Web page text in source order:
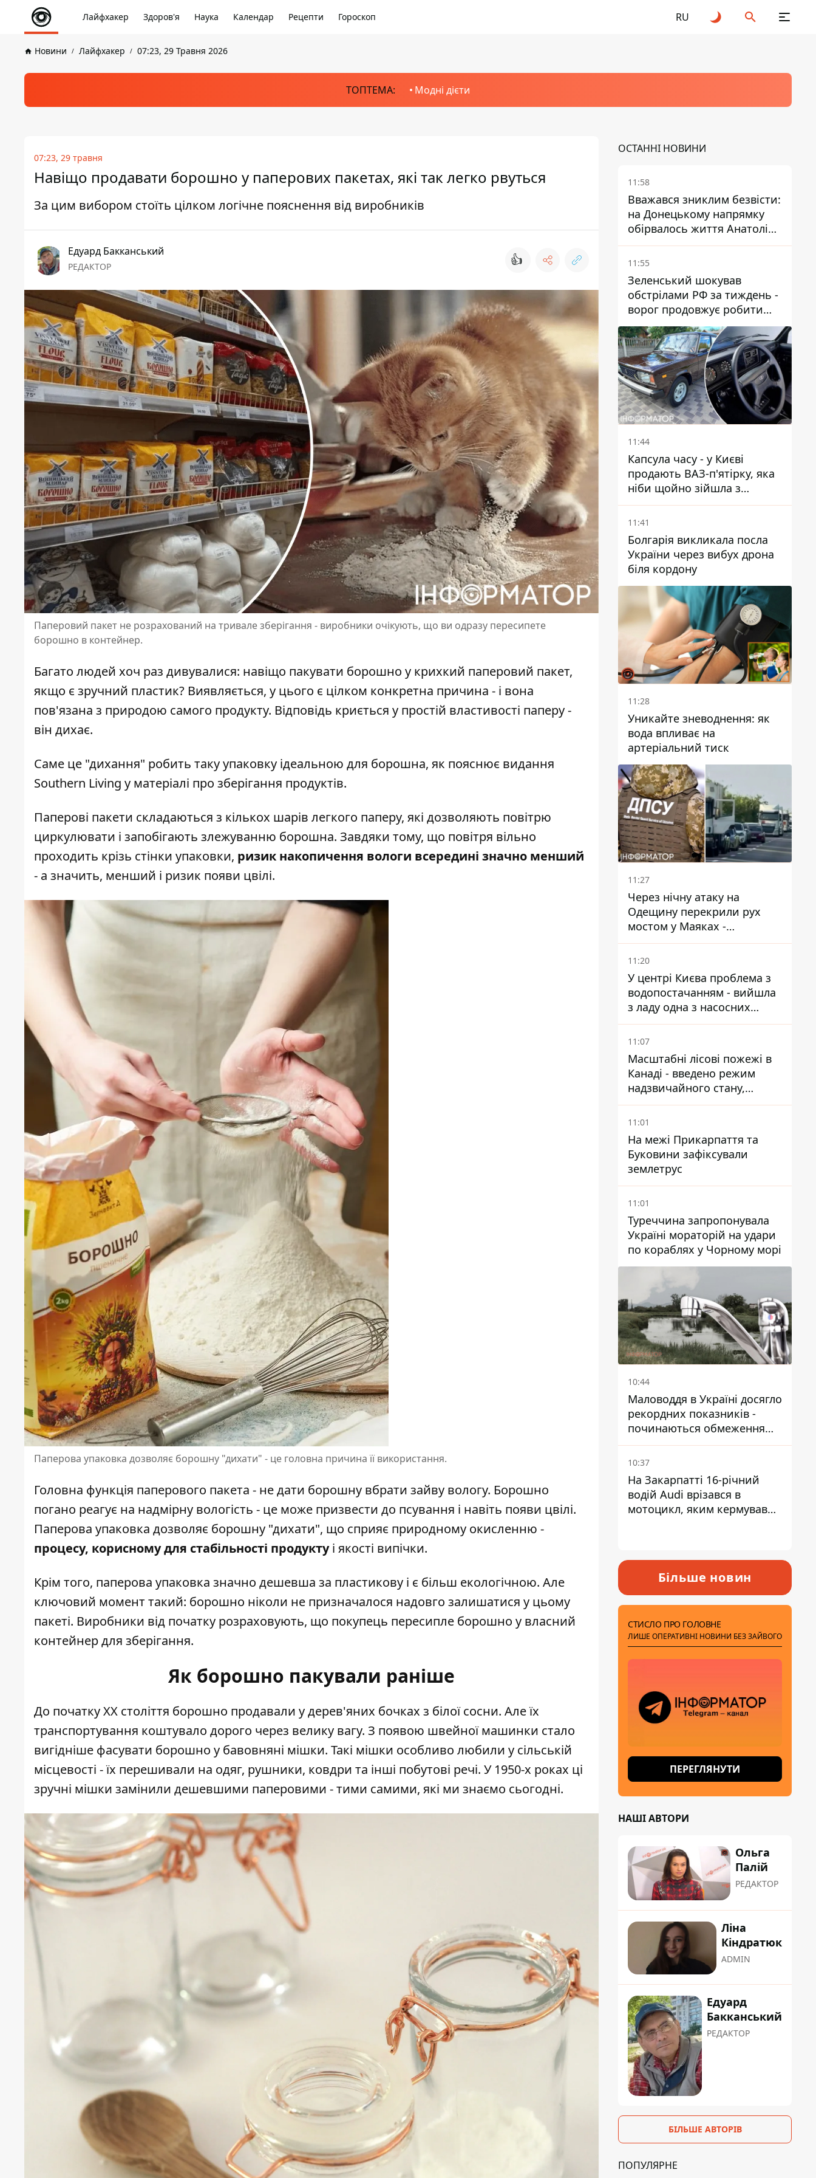
Лайфхакер Здоров'я Наука Календар Рецепти Гороскоп RU
Новини Лайфхакер 07:23, 29 Травня 2026
ТОПТЕМА: Модні дієти
07:23, 29 травня
Навіщо продавати борошно у паперових пакетах, які так легко рвуться
За цим вибором стоїть цілком логічне пояснення від виробників
Едуард Бакканський
РЕДАКТОР 👍
Паперовий пакет не розрахований на тривале зберігання - виробники очікують, що ви одразу пересипете
борошно в контейнер.
Багато людей хоч раз дивувалися: навіщо пакувати борошно у крихкий паперовий пакет,
якщо є зручний пластик? Виявляється, у цього є цілком конкретна причина - і вона
пов'язана з природою самого продукту. Відповідь криється у простій властивості паперу -
він дихає.
Саме це "дихання" робить таку упаковку ідеальною для борошна, як пояснює видання
Southern Living у матеріалі про зберігання продуктів.
Паперові пакети складаються з кількох шарів легкого паперу, які дозволяють повітрю
циркулювати і запобігають злежуванню борошна. Завдяки тому, що повітря вільно
проходить крізь стінки упаковки, ризик накопичення вологи всередині значно менший
- а значить, менший і ризик появи цвілі.
Паперова упаковка дозволяє борошну "дихати" - це головна причина її використання.
Головна функція паперового пакета - не дати борошну вбрати зайву вологу. Борошно
погано реагує на надмірну вологість - це може призвести до псування і навіть появи цвілі.
Паперова упаковка дозволяє борошну "дихати", що сприяє природному окисленню -
процесу, корисному для стабільності продуктуі якості випічки.
Крім того, паперова упаковка значно дешевша за пластикову і є більш екологічною. Але
ключовий момент такий: борошно ніколи не призначалося надовго залишатися у цьому
пакеті. Виробники від початку розраховують, що покупець пересипле борошно у власний
контейнер для зберігання.
Як борошно пакували раніше
До початку XX століття борошно продавали у дерев'яних бочках з білої сосни. Але їх
транспортування коштувало дорого через велику вагу. З появою швейної машинки стало
вигідніше фасувати борошно у бавовняні мішки. Такі мішки особливо любили у сільській
місцевості - їх перешивали на одяг, рушники, ковдри та інші побутові речі. У 1950-х роках ці
зручні мішки замінили дешевшими паперовими - тими самими, які ми знаємо сьогодні.
ОСТАННІ НОВИНИ
11:58
Вважався зниклим безвісти:
на Донецькому напрямку
обірвалось життя Анатолія
Ткачука з
Дніпропетровської області
11:55
Зеленський шокував
обстрілами РФ за тиждень -
ворог продовжує робити
ставку на балістичний
терор
11:44
Капсула часу - у Києві
продають ВАЗ-п'ятірку, яка
ніби щойно зійшла з
конвейєра
11:41
Болгарія викликала посла
України через вибух дрона
біля кордону
11:28
Уникайте зневоднення: як
вода впливає на
артеріальний тиск
11:27
Через нічну атаку на
Одещину перекрили рух
мостом у Маяках -
подробиці від ДПСУ
11:20
У центрі Києва проблема з
водопостачанням - вийшла
з ладу одна з насосних
станцій
11:07
Масштабні лісові пожежі в
Канаді - введено режим
надзвичайного стану,
виїхали понад 20 тисяч
людей
11:01
На межі Прикарпаття та
Буковини зафіксували
землетрус
11:01
Туреччина запропонувала
Україні мораторій на удари
по кораблях у Чорному морі
10:44
Маловоддя в Україні досягло
рекордних показників -
починаються обмеження
водопостачання
10:37
На Закарпатті 16-річний
водій Audi врізався в
мотоцикл, яким кермував
Більше новин
СТИСЛО ПРО ГОЛОВНЕ
ЛИШЕ ОПЕРАТИВНІ НОВИНИ БЕЗ ЗАЙВОГО
ПЕРЕГЛЯНУТИ
НАШІ АВТОРИ
Ольга
Палій
РЕДАКТОР
Ліна
Кіндратюк
ADMIN
Едуард
Бакканський
РЕДАКТОР
БІЛЬШЕ АВТОРІВ
ПОПУЛЯРНЕ